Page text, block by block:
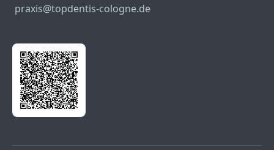
praxis@topdentis-cologne.de